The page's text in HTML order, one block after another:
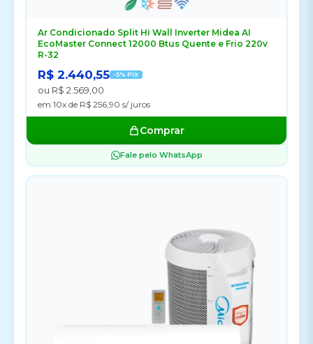
Ar Condicionado Split Hi Wall Inverter Midea AI
EcoMaster Connect 12000 Btus Quente e Frio 220v
R-32
R$ 2.440,55 -5% PIX
ou R$ 2.569,00
em 10x de R$ 256,90 s/ juros
Comprar
Fale pelo WhatsApp